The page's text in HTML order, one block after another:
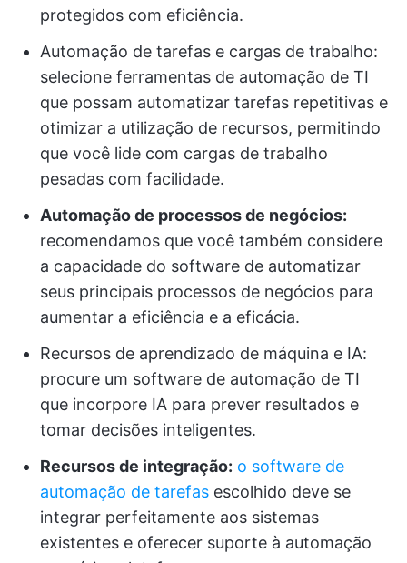
protegidos com eficiência.
Automação de tarefas e cargas de trabalho:
selecione ferramentas de automação de TI
que possam automatizar tarefas repetitivas e
otimizar a utilização de recursos, permitindo
que você lide com cargas de trabalho
pesadas com facilidade.
Automação de processos de negócios:
recomendamos que você também considere
a capacidade do software de automatizar
seus principais processos de negócios para
aumentar a eficiência e a eficácia.
Recursos de aprendizado de máquina e IA:
procure um software de automação de TI
que incorpore IA para prever resultados e
tomar decisões inteligentes.
Recursos de integração: o software de
automação de tarefas escolhido deve se
integrar perfeitamente aos sistemas
existentes e oferecer suporte à automação